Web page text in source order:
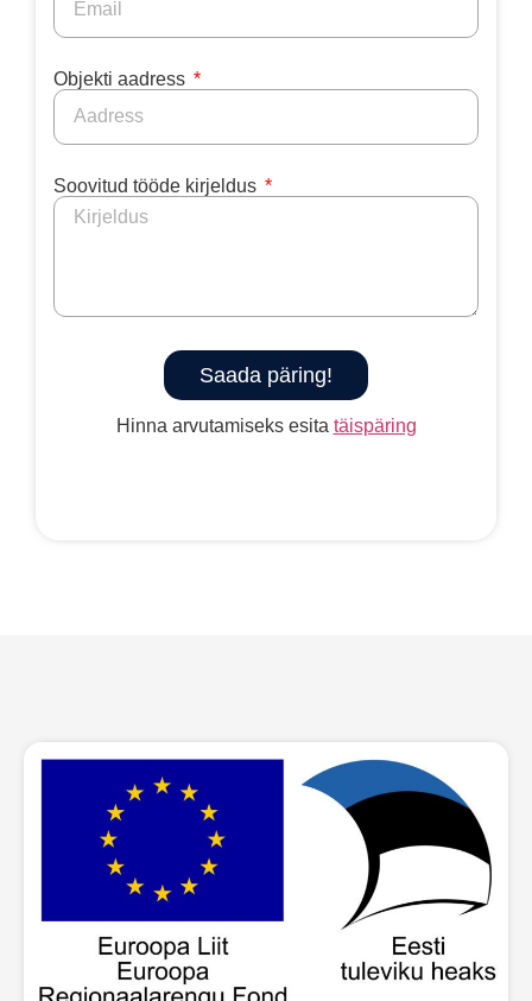
Objekti aadress
Soovitud tööde kirjeldus
Saada päring!
Hinna arvutamiseks esita täispäring